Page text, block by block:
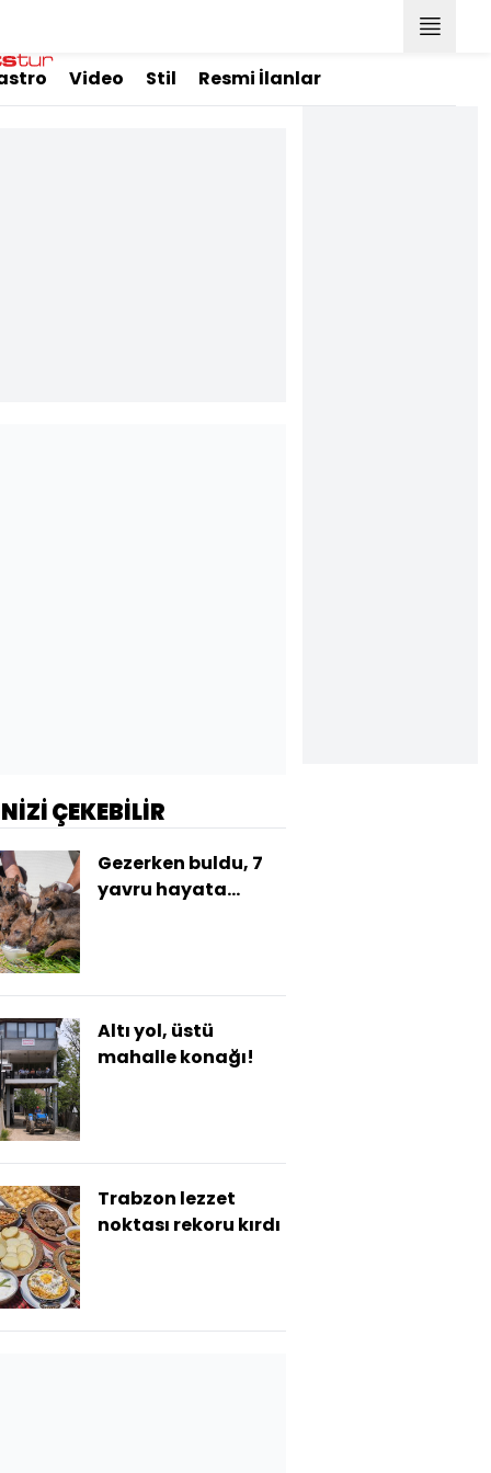
Video Stil Resmi İlanlar
ÇEKEBİLİR
Gezerken buldu, 7
yavru hayata
Altı yol, üstü
mahalle konağı!
Trabzon lezzet
noktası rekoru kırdı